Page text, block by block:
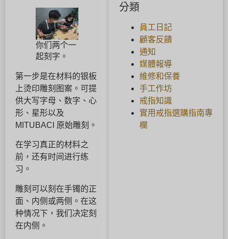
你们两个一
起刻字。
第一步是在材料的银板
上烫印雕刻图案。可提
供大写字母、数字、心
形、星形以及
MITUBACI 原始雕刻。
在学习真正的材料之
前，还有时间进行练
习。
雕刻可以刻在手镯的正
面、内侧或两侧。在这
种情况下，我们决定刻
在内侧。
分類
員工日記
顧客反饋
通知
媒體報導
維修和保養
手工作坊
戒指知識
實用戒指選購指南專
欄